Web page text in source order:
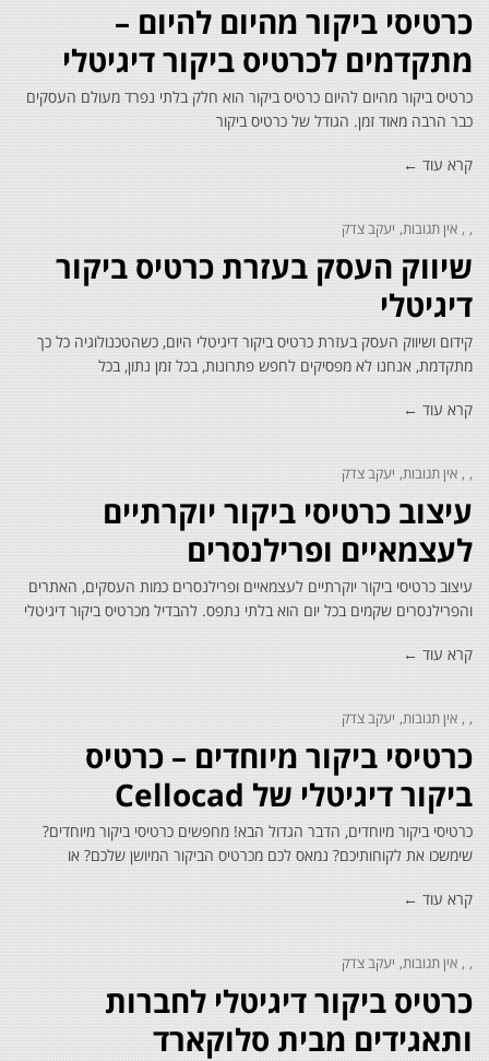
כרטיסי ביקור מהיום להיום –
מתקדמים לכרטיס ביקור דיגיטלי
כרטיס ביקור מהיום להיום כרטיס ביקור הוא חלק בלתי נפרד מעולם העסקים
כבר הרבה מאוד זמן. הגודל של כרטיס ביקור
קרא עוד ←
אין תגובות יעקב צדק
שיווק העסק בעזרת כרטיס ביקור
דיגיטלי
קידום ושיווק העסק בעזרת כרטיס ביקור דיגיטלי היום, כשהטכנולוגיה כל כך
מתקדמת, אנחנו לא מפסיקים לחפש פתרונות, בכל זמן נתון, בכל
קרא עוד ←
אין תגובות יעקב צדק
עיצוב כרטיסי ביקור יוקרתיים
לעצמאיים ופרילנסרים
עיצוב כרטיסי ביקור יוקרתיים לעצמאיים ופרילנסרים כמות העסקים, האתרים
והפרילנסרים שקמים בכל יום הוא בלתי נתפס. להבדיל מכרטיס ביקור דיגיטלי
קרא עוד ←
אין תגובות יעקב צדק
כרטיסי ביקור מיוחדים – כרטיס
ביקור דיגיטלי של Cellocad
כרטיסי ביקור מיוחדים, הדבר הגדול הבא! מחפשים כרטיסי ביקור מיוחדים?
שימשכו את לקוחותיכם? נמאס לכם מכרטיס הביקור המיושן שלכם? או
קרא עוד ←
אין תגובות יעקב צדק
כרטיס ביקור דיגיטלי לחברות
ותאגידים מבית סלוקארד